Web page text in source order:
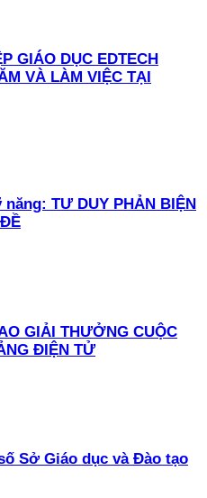
GIÁO DỤC EDTECH
VÀ LÀM VIỆC TẠI
TƯ DUY PHẢN BIỆN
GIẢI THƯỞNG CUỘC
ĐIỆN TỬ
Sở Giáo dục và Đào tạo